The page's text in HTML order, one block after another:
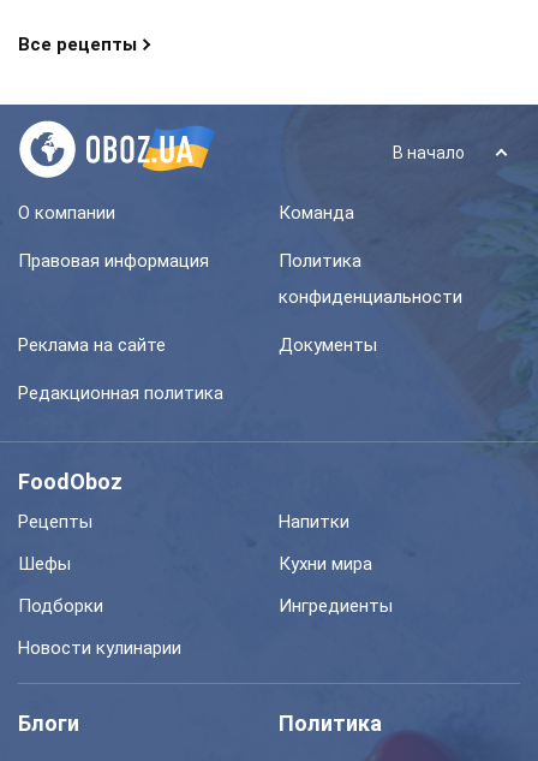
Все рецепты
В начало
О компании Команда
Правовая информация
Политика
конфиденциальности
Реклама на сайте Документы
Редакционная политика
FoodOboz
Рецепты
Напитки
Шефы
Кухни мира
Подборки
Ингредиенты
Новости кулинарии
Блоги Политика